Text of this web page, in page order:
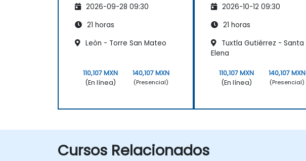
metodología Scrum
2026-09-28 09:30
21 horas
Leòn - Torre San Mateo
110,107 MXN
(En línea)
140,107 MXN
(Presencial)
metodología Scrum
2026-10-12 09:30
21 horas
Tuxtla Gutiérrez - Santa
Elena
110,107 MXN
(En línea)
140,107 MXN
(Presencial)
Cursos Relacionados